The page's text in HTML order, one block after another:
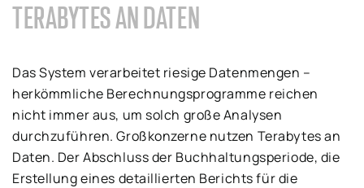
TERABYTES AN DATEN
Das System verarbeitet riesige Datenmengen –
herkömmliche Berechnungsprogramme reichen
nicht immer aus, um solch große Analysen
durchzuführen. Großkonzerne nutzen Terabytes an
Daten. Der Abschluss der Buchhaltungsperiode, die
Erstellung eines detaillierten Berichts für die